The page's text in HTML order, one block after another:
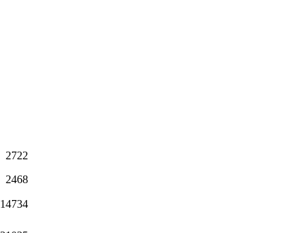
2722
2468
14734